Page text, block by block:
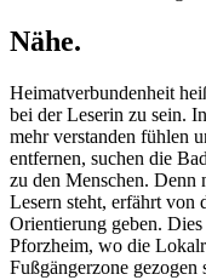
Nähe.
Heimatverbundenheit
bei der Leserin zu sein.
mehr verstanden fühlen
entfernen, suchen die
zu den Menschen. Denn
Lesern steht, erfährt von
Orientierung geben.
Pforzheim, wo die
Fußgängerzone gezogen